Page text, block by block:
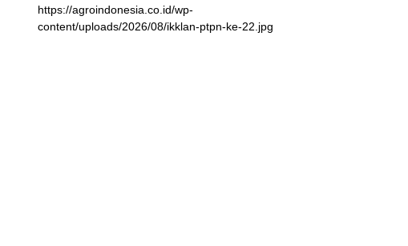
https://agroindonesia.co.id/wp-
content/uploads/2026/08/ikklan-ptpn-ke-22.jpg